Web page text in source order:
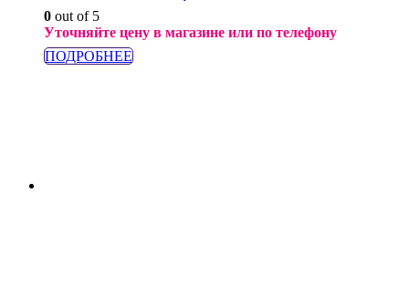
0 out of 5
Уточняйте цену в магазине или по телефону
ПОДРОБНЕЕ